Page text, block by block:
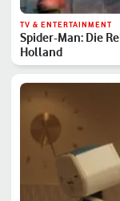
TV & ENTERTAINMENT
Spider-Man: Die
Holland